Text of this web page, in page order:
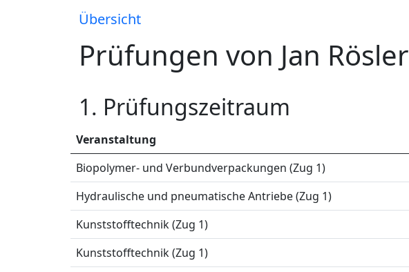
Übersicht
Prüfungen von Jan Rösler
1. Prüfungszeitraum
Veranstaltung
Biopolymer- und Verbundverpackungen (Zug 1)
Hydraulische und pneumatische Antriebe (Zug 1)
Kunststofftechnik (Zug 1)
Kunststofftechnik (Zug 1)